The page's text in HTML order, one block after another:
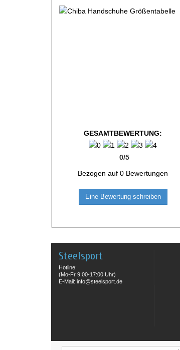
GESAMTBEWERTUNG:
0/5
Bezogen auf0 Bewertungen
Eine Bewertung schreiben
Steelsport
Hotline:
(Mo-Fr 9:00-17:00 Uhr)
E-Mail: info@steelsport.de